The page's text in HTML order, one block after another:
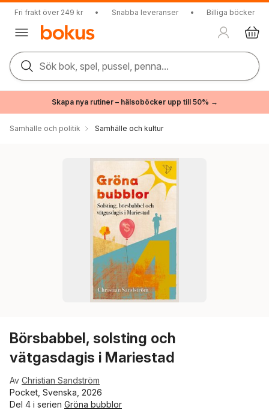
Fri frakt över 249 kr • Snabba leveranser • Billiga böcker
Sök bok, spel, pussel, penna...
Skapa nya rutiner – hälsoböcker upp till 50% →
Samhälle och politik Samhälle och kultur
Börsbabbel, solsting och
vätgasdagis i Mariestad
Av Christian Sandström
Pocket, Svenska, 2026
Del 4 i serien Gröna bubblor